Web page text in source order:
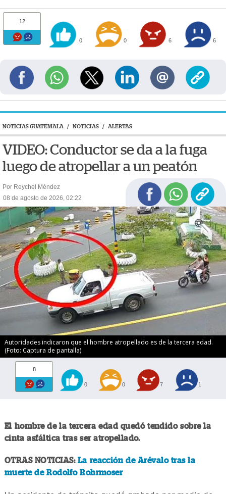
12
0 0 6 6
NOTICIAS GUATEMALA / NOTICIAS / ALERTAS
VIDEO: Conductor se da a la fuga
luego de atropellar a un peatón
Por Reychel Méndez
08 de agosto de 2026, 02:22
Autoridades indicaron que el hombre atropellado es de la tercera edad.
(Foto: Captura de pantalla)
8
0 0 7 1
El hombre de la tercera edad quedó tendido sobre la
cinta asfáltica tras ser atropellado.
OTRAS NOTICIAS: La reacción de Arévalo tras la
muerte de Rodolfo Rohrmoser